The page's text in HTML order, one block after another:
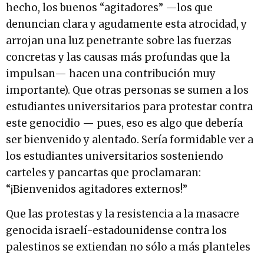
hecho, los buenos “agitadores” —los que
denuncian clara y agudamente esta atrocidad, y
arrojan una luz penetrante sobre las fuerzas
concretas y las causas más profundas que la
impulsan— hacen una contribución muy
importante). Que otras personas se sumen a los
estudiantes universitarios para protestar contra
este genocidio — pues, eso es algo que debería
ser bienvenido y alentado. Sería formidable ver a
los estudiantes universitarios sosteniendo
carteles y pancartas que proclamaran:
“¡Bienvenidos agitadores externos!”
Que las protestas y la resistencia a la masacre
genocida israelí-estadounidense contra los
palestinos se extiendan no sólo a más planteles